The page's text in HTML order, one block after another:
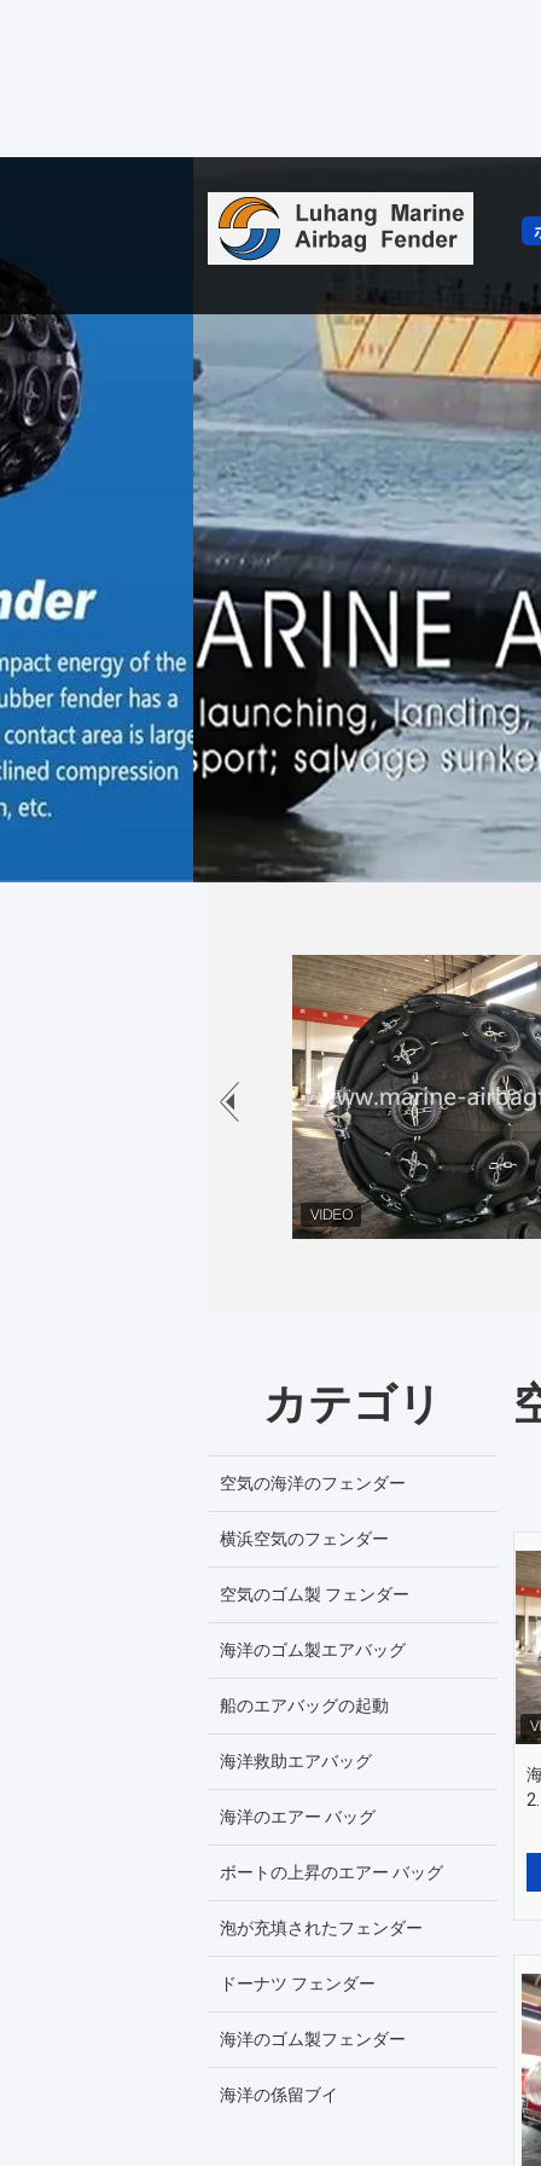
カテゴリ
空気の海洋のフェンダー
横浜空気のフェンダー
空気のゴム製 フェンダー
海洋のゴム製エアバッグ
船のエアバッグの起動
海洋救助エアバッグ
海洋のエアー バッグ
ボートの上昇のエアー バッグ
泡が充填されたフェンダー
ドーナツ フェンダー
海洋のゴム製フェンダー
海洋の係留ブイ